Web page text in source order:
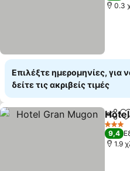
0.3
Επιλέξτε ημερομηνίες, για
δείτε τις ακριβείς τιμές
3
9,4
1.9